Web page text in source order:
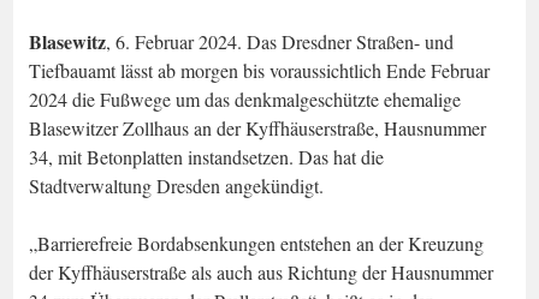
Blasewitz, 6. Februar 2024. Das Dresdner Straßen- und
Tiefbauamt lässt ab morgen bis voraussichtlich Ende Februar
2024 die Fußwege um das denkmalgeschützte ehemalige
Blasewitzer Zollhaus an der Kyffhäuserstraße, Hausnummer
34, mit Betonplatten instandsetzen. Das hat die
Stadtverwaltung Dresden angekündigt.
„Barrierefreie Bordabsenkungen entstehen an der Kreuzung
der Kyffhäuserstraße als auch aus Richtung der Hausnummer